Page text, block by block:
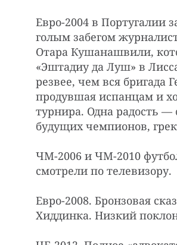
Евро-2004 в Португалии
голым забегом
Отара Кушанашвили,
«Эштадиу да Луш» в
резвее, чем вся бригада
продувшая испанцам и
турнира. Одна радость —
будущих чемпионов,
ЧМ-2006 и ЧМ-2010
смотрели по телевизору.
Евро-2008. Бронзовая
Хиддинка. Низкий